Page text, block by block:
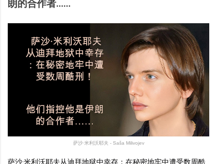
朗的合作者……
萨沙·米利沃耶夫 - Saša Milivojev
萨沙·米利沃耶夫从迪拜地狱中幸存：在秘密地牢中遭受数周酷